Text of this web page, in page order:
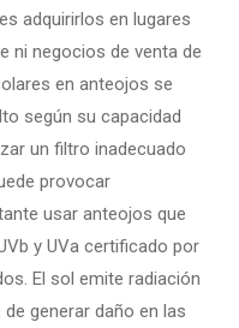
adquirirlos en lugares
ni negocios de venta de
en anteojos se
según su capacidad
un filtro inadecuado
provocar
usar anteojos que
y UVa certificado por
El sol emite radiación
generar daño en las